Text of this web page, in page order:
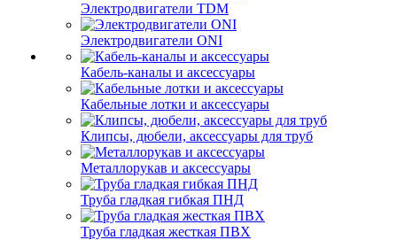
Электродвигатели TDM
Электродвигатели ONI
Кабель-каналы и аксессуары
Кабельные лотки и аксессуары
Клипсы, дюбели, аксессуары для труб
Металлорукав и аксессуары
Труба гладкая гибкая ПНД
Труба гладкая жесткая ПВХ